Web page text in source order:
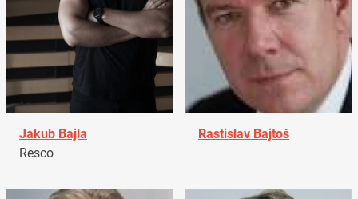
Jakub Bajla
Resco
Rastislav Bajtoš